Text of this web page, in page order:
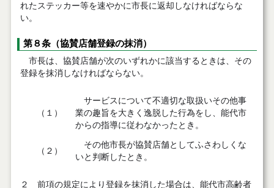
れたステッカー等を速やかに市長に返却しなければならな
い。
第８条（協賛店舗登録の抹消）
市長は、協賛店舗が次のいずれかに該当するときは、その
登録を抹消しなければならない。
（１）
サービスについて不適切な取扱いその他事
業の趣旨を大きく逸脱した行為をし、能代市
からの指導に従わなかったとき。
（２）
その他市長が協賛店舗としてふさわしくな
いと判断したとき。
２ 前項の規定により登録を抹消した場合は、能代市高齢者